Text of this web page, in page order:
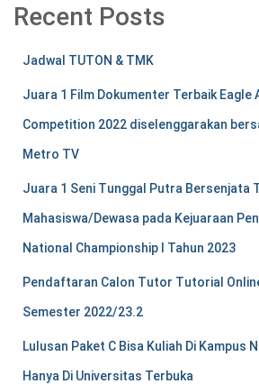
Recent Posts
Jadwal TUTON & TMK
Juara 1 Film Dokumenter Terbaik Eagle
Competition 2022 diselenggarakan
Metro TV
Juara 1 Seni Tunggal Putra Bersenjata
Mahasiswa/Dewasa pada Kejuaraan
National Championship I Tahun 2023
Pendaftaran Calon Tutor Tutorial
Semester 2022/23.2
Lulusan Paket C Bisa Kuliah Di Kampus
Hanya Di Universitas Terbuka